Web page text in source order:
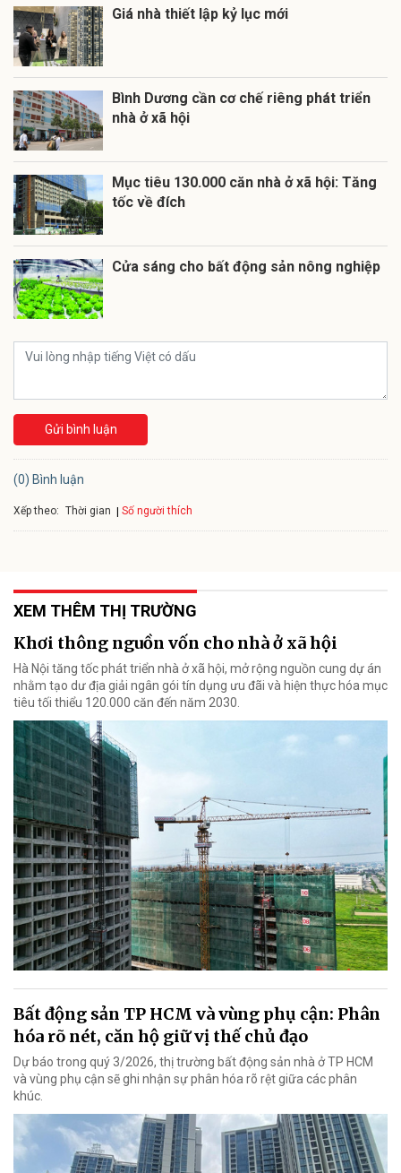
Giá nhà thiết lập kỷ lục mới
Bình Dương cần cơ chế riêng phát triển
nhà ở xã hội
Mục tiêu 130.000 căn nhà ở xã hội: Tăng
tốc về đích
Cửa sáng cho bất động sản nông nghiệp
Gửi bình luận
(0) Bình luận
Xếp theo: Thời gian Số người thích
XEM THÊM THỊ TRƯỜNG
Khơi thông nguồn vốn cho nhà ở xã hội
Hà Nội tăng tốc phát triển nhà ở xã hội, mở rộng nguồn cung dự án
nhằm tạo dư địa giải ngân gói tín dụng ưu đãi và hiện thực hóa mục
tiêu tối thiểu 120.000 căn đến năm 2030.
Bất động sản TP HCM và vùng phụ cận: Phân
hóa rõ nét, căn hộ giữ vị thế chủ đạo
Dự báo trong quý 3/2026, thị trường bất động sản nhà ở TP HCM
và vùng phụ cận sẽ ghi nhận sự phân hóa rõ rệt giữa các phân
khúc.